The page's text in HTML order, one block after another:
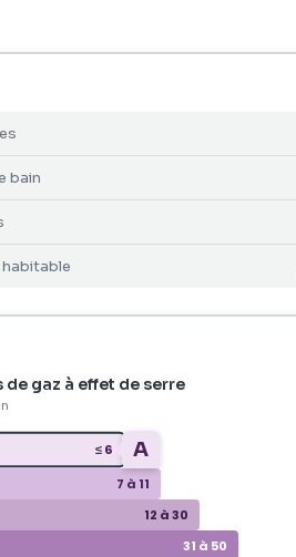
possibilités de pratiquer
bain
de gaz à effet de serre
≤ 6 A
7 à 11
12 à 30
31 à 50